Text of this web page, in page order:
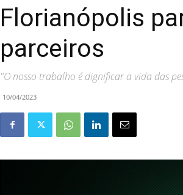
Florianópolis
parceiros
"O nosso trabalho é dignificar a vida das
10/04/2023